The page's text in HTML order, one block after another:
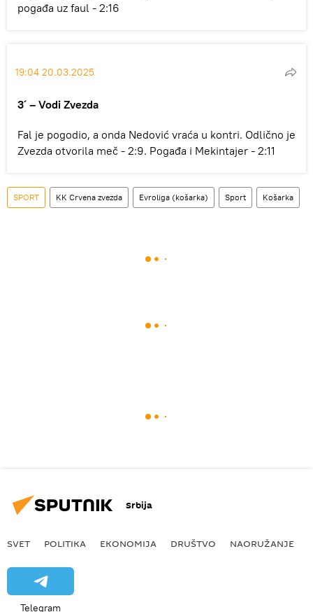
pogađa uz faul - 2:16
19:04 20.03.2025
3´ – Vodi Zvezda
Fal je pogodio, a onda Nedović vraća u kontri. Odlično je
Zvezda otvorila meč - 2:9. Pogađa i Mekintajer - 2:11
SPORT KK Crvena zvezda Evroliga (košarka) Sport Košarka
Srbija
SVET POLITIKA EKONOMIJA DRUŠTVO NAORUŽANJE
Telegram